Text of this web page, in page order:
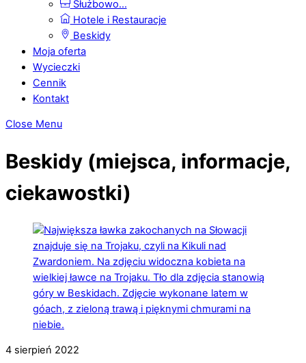
Służbowo…
Hotele i Restauracje
Beskidy
Moja oferta
Wycieczki
Cennik
Kontakt
Close Menu
Beskidy (miejsca, informacje,
ciekawostki)
4 sierpień 2022